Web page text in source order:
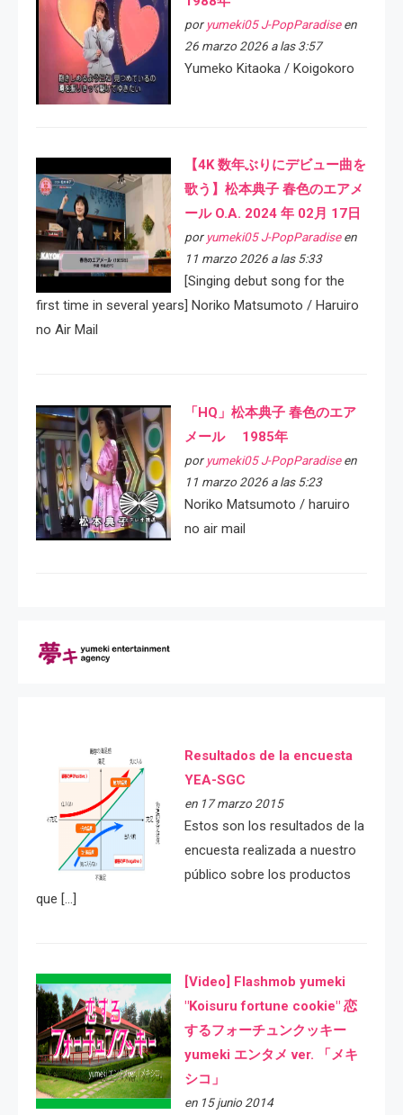
por yumeki05 J-PopParadiseen
26 marzo 2026 a las 3:57
Yumeko Kitaoka / Koigokoro
【4K 数年ぶりにデビュー曲を
歌う】松本典子 春色のエアメ
ール O.A. 2024 年 02月 17日
por yumeki05 J-PopParadiseen
11 marzo 2026 a las 5:33
[Singing debut song for the
first time in several years] Noriko Matsumoto / Haruiro
no Air Mail
「HQ」松本典子 春色のエア
メール 1985年
por yumeki05 J-PopParadiseen
11 marzo 2026 a las 5:23
Noriko Matsumoto / haruiro
no air mail
Resultados de la encuesta
YEA-SGC
en 17 marzo 2015
Estos son los resultados de la
encuesta realizada a nuestro
público sobre los productos
que […]
[Video] Flashmob yumeki
"Koisuru fortune cookie" 恋
するフォーチュンクッキー
yumeki エンタメ ver. 「メキ
シコ」
en 15 junio 2014